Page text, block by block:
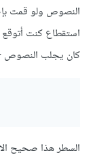
استقطاع كنت
كان يجلب النصوص +
السطر هذا صحيح